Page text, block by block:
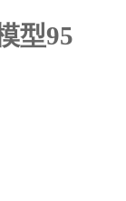
型95